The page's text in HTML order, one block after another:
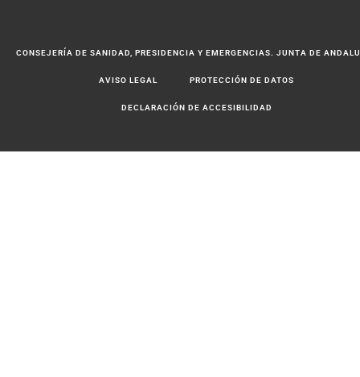
CONSEJERÍA DE SANIDAD, PRESIDENCIA Y EMERGENCIAS. JUNTA DE
AVISO LEGAL PROTECCIÓN DE DATOS
DECLARACIÓN DE ACCESIBILIDAD